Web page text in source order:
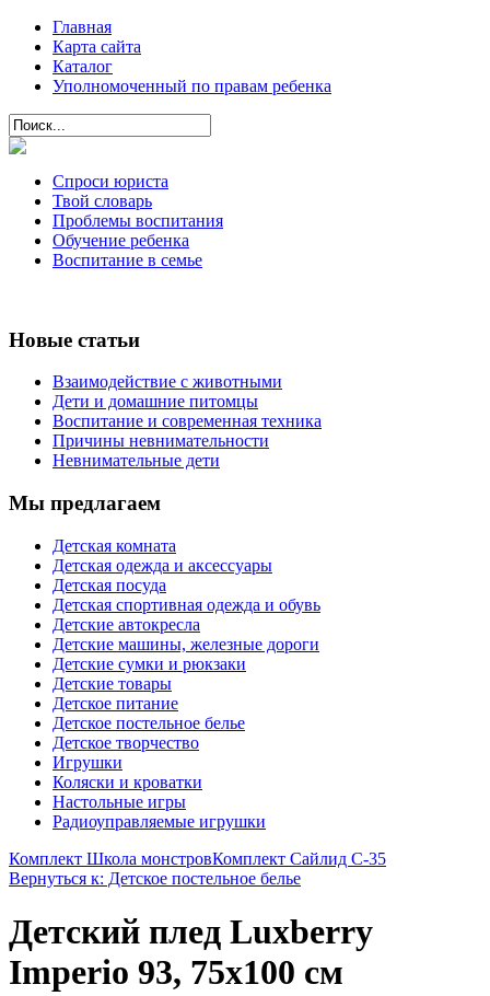
Главная
Карта сайта
Каталог
Уполномоченный по правам ребенка
Спроси юриста
Твой словарь
Проблемы воспитания
Обучение ребенка
Воспитание в семье
Новые статьи
Взаимодействие с животными
Дети и домашние питомцы
Воспитание и современная техника
Причины невнимательности
Невнимательные дети
Мы предлагаем
Детская комната
Детская одежда и аксессуары
Детская посуда
Детская спортивная одежда и обувь
Детские автокресла
Детские машины, железные дороги
Детские сумки и рюкзаки
Детские товары
Детское питание
Детское постельное белье
Детское творчество
Игрушки
Коляски и кроватки
Настольные игры
Радиоуправляемые игрушки
Комплект Школа монстровКомплект Сайлид С-35
Вернуться к: Детское постельное белье
Детский плед Luxberry
Imperio 93, 75х100 см